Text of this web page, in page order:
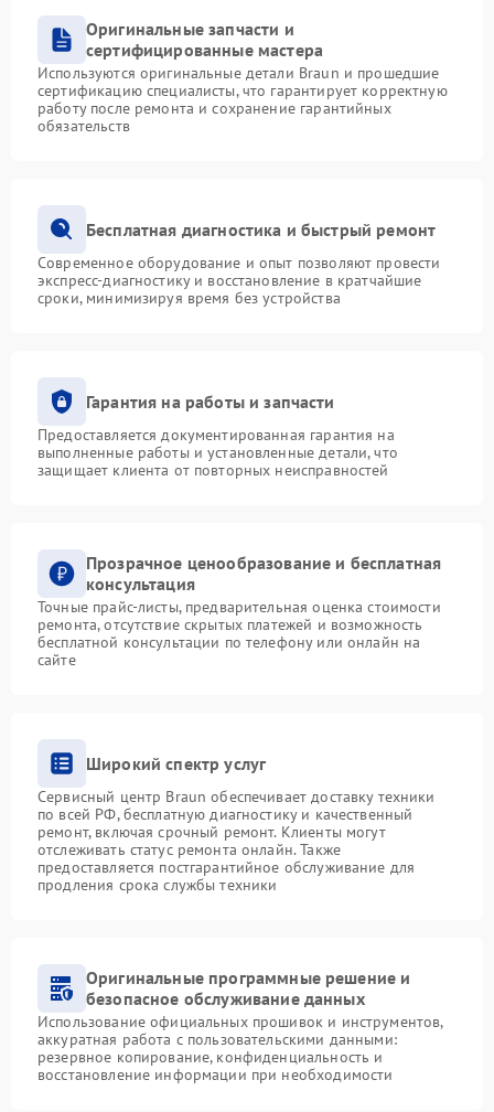
Оригинальные запчасти и
сертифицированные мастера
Используются оригинальные детали Braun и прошедшие
сертификацию специалисты, что гарантирует корректную
работу после ремонта и сохранение гарантийных
обязательств
Бесплатная диагностика и быстрый ремонт
Современное оборудование и опыт позволяют провести
экспресс-диагностику и восстановление в кратчайшие
сроки, минимизируя время без устройства
Гарантия на работы и запчасти
Предоставляется документированная гарантия на
выполненные работы и установленные детали, что
защищает клиента от повторных неисправностей
Прозрачное ценообразование и бесплатная
консультация
Точные прайс-листы, предварительная оценка стоимости
ремонта, отсутствие скрытых платежей и возможность
бесплатной консультации по телефону или онлайн на
сайте
Широкий спектр услуг
Сервисный центр Braun обеспечивает доставку техники
по всей РФ, бесплатную диагностику и качественный
ремонт, включая срочный ремонт. Клиенты могут
отслеживать статус ремонта онлайн. Также
предоставляется постгарантийное обслуживание для
продления срока службы техники
Оригинальные программные решение и
безопасное обслуживание данных
Использование официальных прошивок и инструментов,
аккуратная работа с пользовательскими данными:
резервное копирование, конфиденциальность и
восстановление информации при необходимости